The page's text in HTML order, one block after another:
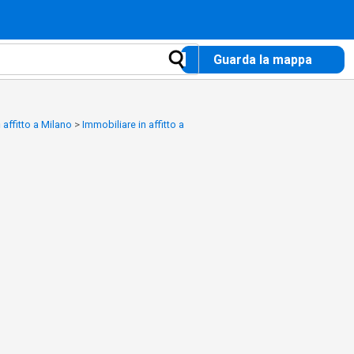
Guarda la mappa
affitto a Milano > Immobiliare in affitto a